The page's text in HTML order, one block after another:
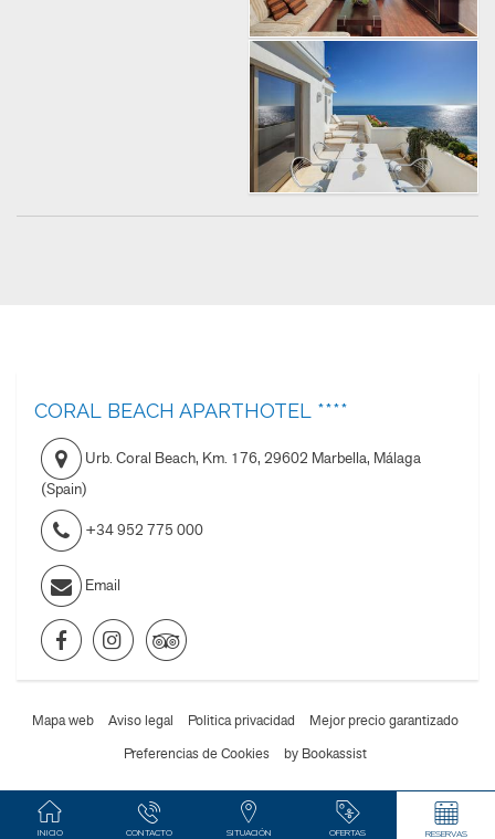
CORAL BEACH APARTHOTEL ****
Urb. Coral Beach, Km. 176,29602 Marbella, Málaga
(Spain)
+34 952 775 000
Email
Mapa web Aviso legal Politica privacidad
Mejor precio garantizado
Preferencias de Cookies
by Bookassist
INICIO CONTACTO SITUACIÓN OFERTAS RESERVAS